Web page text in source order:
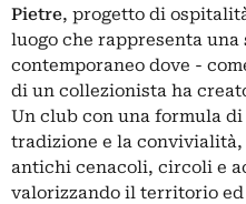
Pietre, progetto di
luogo che rappresenta
contemporaneo dove -
di un collezionista ha
Un club con una formula
tradizione e la
antichi cenacoli, circoli e
valorizzando il territorio